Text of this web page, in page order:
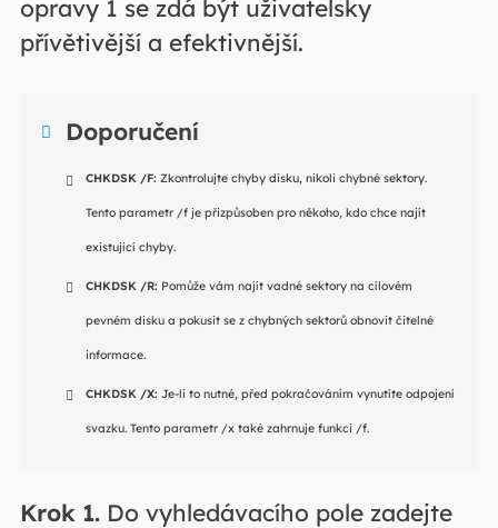
opravy 1 se zdá být uživatelsky
přívětivější a efektivnější.
 Doporučení
CHKDSK /F: Zkontrolujte chyby disku, nikoli chybné sektory.
Tento parametr /f je přizpůsoben pro někoho, kdo chce najít
existující chyby.
CHKDSK /R: Pomůže vám najít vadné sektory na cílovém
pevném disku a pokusit se z chybných sektorů obnovit čitelné
informace.
CHKDSK /X: Je-li to nutné, před pokračováním vynutíte odpojení
svazku. Tento parametr /x také zahrnuje funkci /f.
Krok 1.Do vyhledávacího pole zadejte